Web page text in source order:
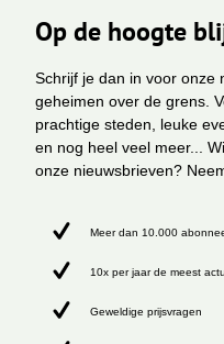
Op de hoogte
Schrijf je dan in voor onze
geheimen over de grens.
prachtige steden, leuke
en nog heel veel meer...
onze nieuwsbrieven?
Meer dan 10.000
10x per jaar de meest
Geweldige prijsvragen